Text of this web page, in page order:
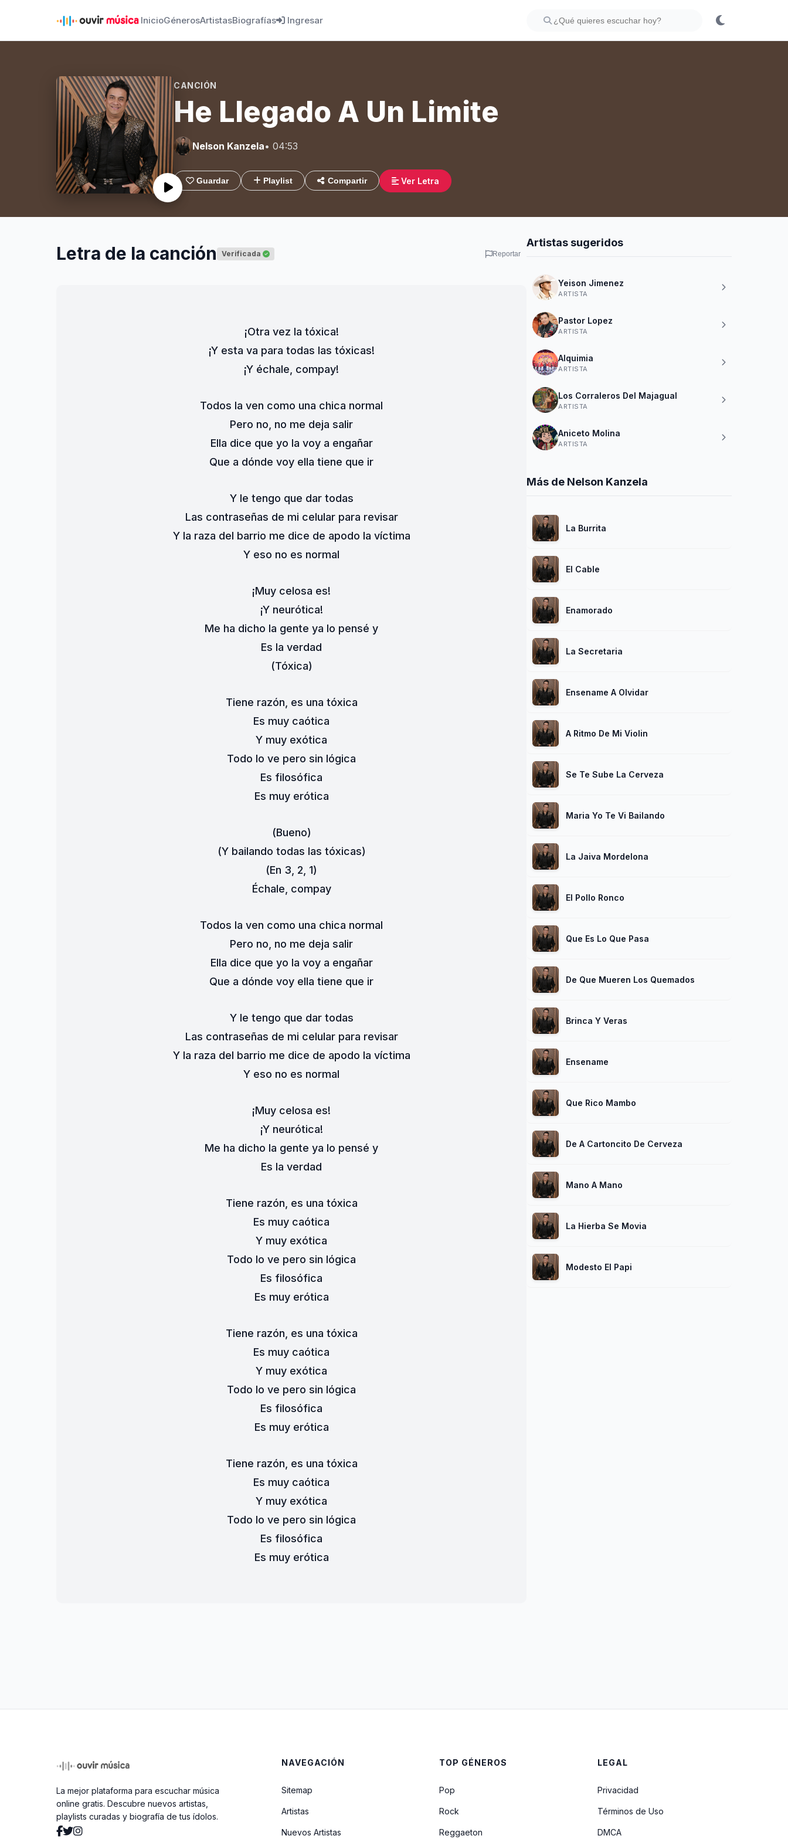
InicioGénerosArtistasBiografías Ingresar
CANCIÓN
He Llegado A Un Limite
Nelson Kanzela• 04:53
Guardar Playlist Compartir Ver Letra
Letra de la canción Verificada Reportar
¡Otra vez la tóxica!
¡Y esta va para todas las tóxicas!
¡Y échale, compay!
Todos la ven como una chica normal
Pero no, no me deja salir
Ella dice que yo la voy a engañar
Que a dónde voy ella tiene que ir
Y le tengo que dar todas
Las contraseñas de mi celular para revisar
Y la raza del barrio me dice de apodo la víctima
Y eso no es normal
¡Muy celosa es!
¡Y neurótica!
Me ha dicho la gente ya lo pensé y
Es la verdad
(Tóxica)
Tiene razón, es una tóxica
Es muy caótica
Y muy exótica
Todo lo ve pero sin lógica
Es filosófica
Es muy erótica
(Bueno)
(Y bailando todas las tóxicas)
(En 3, 2, 1)
Échale, compay
Todos la ven como una chica normal
Pero no, no me deja salir
Ella dice que yo la voy a engañar
Que a dónde voy ella tiene que ir
Y le tengo que dar todas
Las contraseñas de mi celular para revisar
Y la raza del barrio me dice de apodo la víctima
Y eso no es normal
¡Muy celosa es!
¡Y neurótica!
Me ha dicho la gente ya lo pensé y
Es la verdad
Tiene razón, es una tóxica
Es muy caótica
Y muy exótica
Todo lo ve pero sin lógica
Es filosófica
Es muy erótica
Tiene razón, es una tóxica
Es muy caótica
Y muy exótica
Todo lo ve pero sin lógica
Es filosófica
Es muy erótica
Tiene razón, es una tóxica
Es muy caótica
Y muy exótica
Todo lo ve pero sin lógica
Es filosófica
Es muy erótica
Artistas sugeridos
Yeison Jimenez
ARTISTA
Pastor Lopez
ARTISTA
Alquimia
ARTISTA
Los Corraleros Del Majagual
ARTISTA
Aniceto Molina
ARTISTA
Más de Nelson Kanzela
La Burrita
El Cable
Enamorado
La Secretaria
Ensename A Olvidar
A Ritmo De Mi Violin
Se Te Sube La Cerveza
Maria Yo Te Vi Bailando
La Jaiva Mordelona
El Pollo Ronco
Que Es Lo Que Pasa
De Que Mueren Los Quemados
Brinca Y Veras
Ensename
Que Rico Mambo
De A Cartoncito De Cerveza
Mano A Mano
La Hierba Se Movia
Modesto El Papi
La mejor plataforma para escuchar música
online gratis. Descubre nuevos artistas,
playlists curadas y biografía de tus ídolos.
NAVEGACIÓN
Sitemap
Artistas
Nuevos Artistas
TOP GÉNEROS
Pop
Rock
Reggaeton
LEGAL
Privacidad
Términos de Uso
DMCA